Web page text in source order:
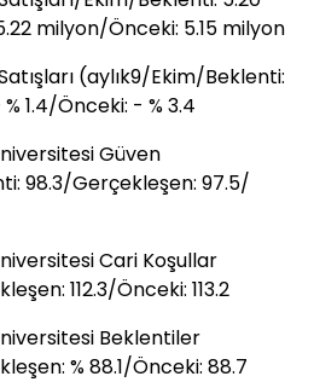
milyon/Önceki: 5.15 milyon
(aylık9/Ekim/Beklenti:
1.4/Önceki: - % 3.4
Güven
98.3/Gerçekleşen: 97.5/
Cari Koşullar
112.3/Önceki: 113.2
Beklentiler
% 88.1/Önceki: 88.7